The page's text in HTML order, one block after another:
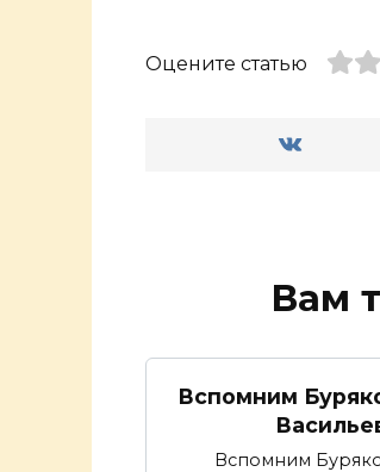
Оцените статью
Вам
Вспомним
Вспомним